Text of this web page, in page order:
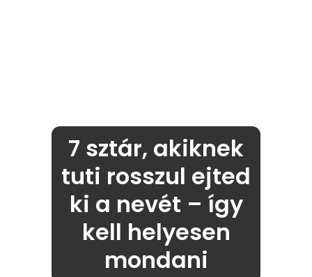
7 sztár, akiknek
tuti rosszul ejted
ki a nevét – így
kell helyesen
mondani